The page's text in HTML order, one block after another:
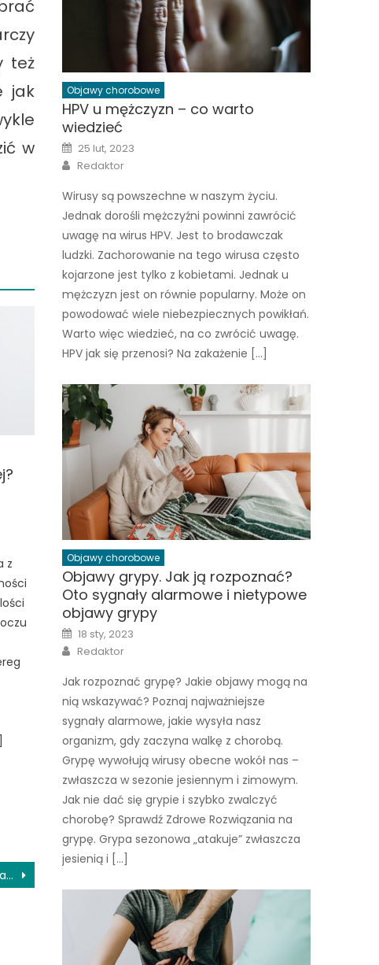
też
jak
w
z
Na czym polega badanie USG w ciąży
Objawy chorobowe
HPV u mężczyzn – co warto
wiedzieć
Posted
on
25 lut, 2023
Author
Redaktor
Wirusy są powszechne w naszym życiu.
Jednak dorośli mężczyźni powinni zawrócić
uwagę na wirus HPV. Jest to brodawczak
ludzki. Zachorowanie na tego wirusa często
kojarzone jest tylko z kobietami. Jednak u
mężczyzn jest on równie popularny. Może on
powodować wiele niebezpiecznych powikłań.
Warto więc wiedzieć, na co zwrócić uwagę.
HPV jak się przenosi? Na zakażenie […]
Objawy chorobowe
Objawy grypy. Jak ją rozpoznać?
Oto sygnały alarmowe i nietypowe
objawy grypy
Posted
on
18 sty, 2023
Author
Redaktor
Jak rozpoznać grypę? Jakie objawy mogą na
nią wskazywać? Poznaj najważniejsze
sygnały alarmowe, jakie wysyła nasz
organizm, gdy zaczyna walkę z chorobą.
Grypę wywołują wirusy obecne wokół nas –
zwłaszcza w sezonie jesiennym i zimowym.
Jak nie dać się grypie i szybko zwalczyć
chorobę? Sprawdź Zdrowe Rozwiązania na
grypę. Grypa sezonowa „atakuje” zwłaszcza
jesienią i […]